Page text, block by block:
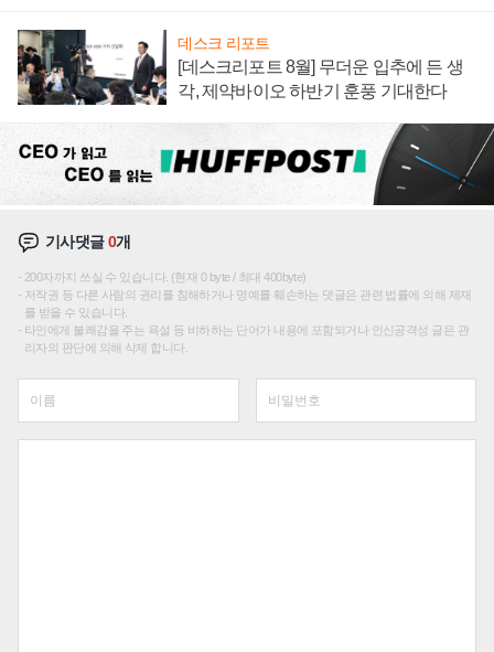
데스크 리포트
[데스크리포트 8월] 무더운 입추에 든 생
각, 제약바이오 하반기 훈풍 기대한다
기사댓글0개
200자까지 쓰실 수 있습니다. (현재 0 byte / 최대 400byte)
저작권 등 다른 사람의 권리를 침해하거나 명예를 훼손하는 댓글은 관련 법률에 의해 제재
를 받을 수 있습니다.
타인에게 불쾌감을 주는 욕설 등 비하하는 단어가 내용에 포함되거나 인신공격성 글은 관
리자의 판단에 의해 삭제 합니다.